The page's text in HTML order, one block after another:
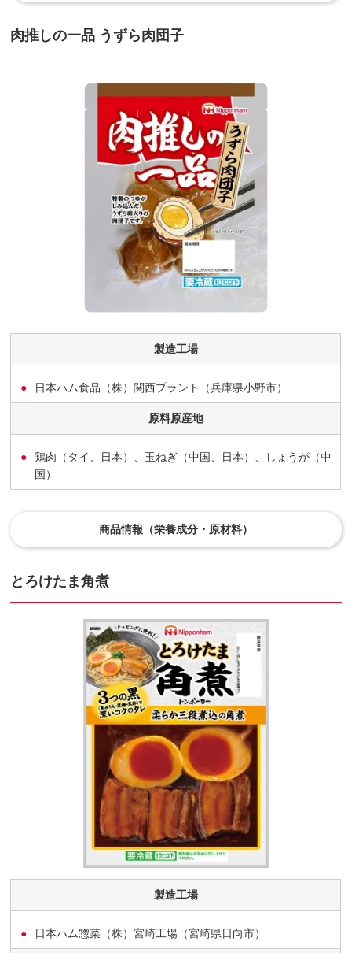
肉推しの一品 うずら肉団子
製造工場
日本ハム食品（株）関西プラント（兵庫県小野市）
原料原産地
鶏肉（タイ、日本）、玉ねぎ（中国、日本）、しょうが（中
国）
商品情報（栄養成分・原材料）
とろけたま角煮
製造工場
日本ハム惣菜（株）宮崎工場（宮崎県日向市）